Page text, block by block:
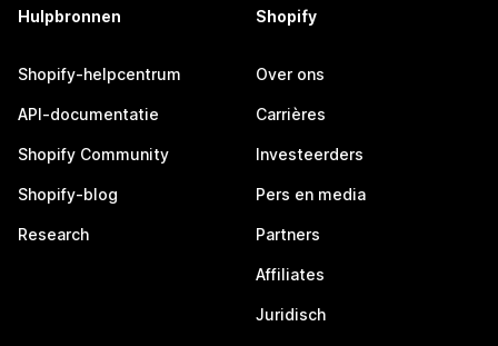
Hulpbronnen
Shopify-helpcentrum
API-documentatie
Shopify Community
Shopify-blog
Research
Shopify
Over ons
Carrières
Investeerders
Pers en media
Partners
Affiliates
Juridisch